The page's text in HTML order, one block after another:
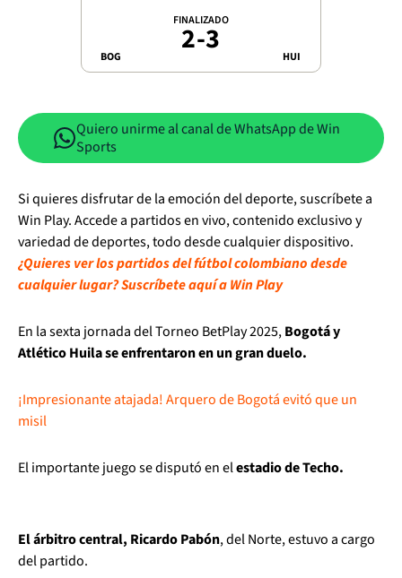
BOG
FINALIZADO
2-3 HUI
Quiero unirme al canal de WhatsApp de Win
Sports
Si quieres disfrutar de la emoción del deporte, suscríbete a
Win Play. Accede a partidos en vivo, contenido exclusivo y
variedad de deportes, todo desde cualquier dispositivo.
¿Quieres ver los partidos del fútbol colombiano desde
cualquier lugar? Suscríbete aquí a Win Play
En la sexta jornada del Torneo BetPlay 2025,Bogotá y
Atlético Huila se enfrentaron en un gran duelo.
¡Impresionante atajada! Arquero de Bogotá evitó que un
misil
El importante juego se disputó en elestadio de Techo.
El árbitro central, Ricardo Pabón, del Norte, estuvo a cargo
del partido.